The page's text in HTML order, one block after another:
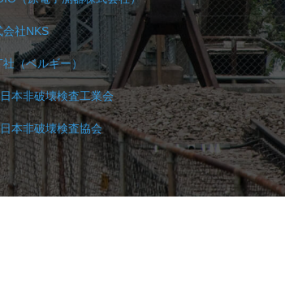
会社NKS
（ベルギー）
本非破壊検査工業会
本非破壊検査協会